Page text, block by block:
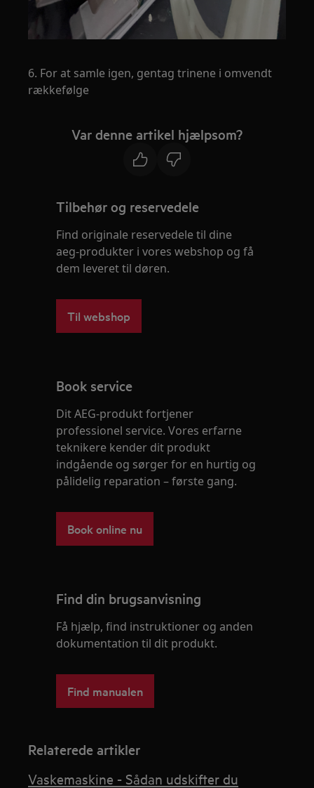
6. For at samle igen, gentag trinene i omvendt
rækkefølge
Var denne artikel hjælpsom?
Tilbehør og reservedele
Find originale reservedele til dine
aeg-produkter i vores webshop og få
dem leveret til døren.
Til webshop
Book service
Dit AEG-produkt fortjener
professionel service. Vores erfarne
teknikere kender dit produkt
indgående og sørger for en hurtig og
pålidelig reparation – første gang.
Book online nu
Find din brugsanvisning
Få hjælp, find instruktioner og anden
dokumentation til dit produkt.
Find manualen
Relaterede artikler
Vaskemaskine - Sådan udskifter du